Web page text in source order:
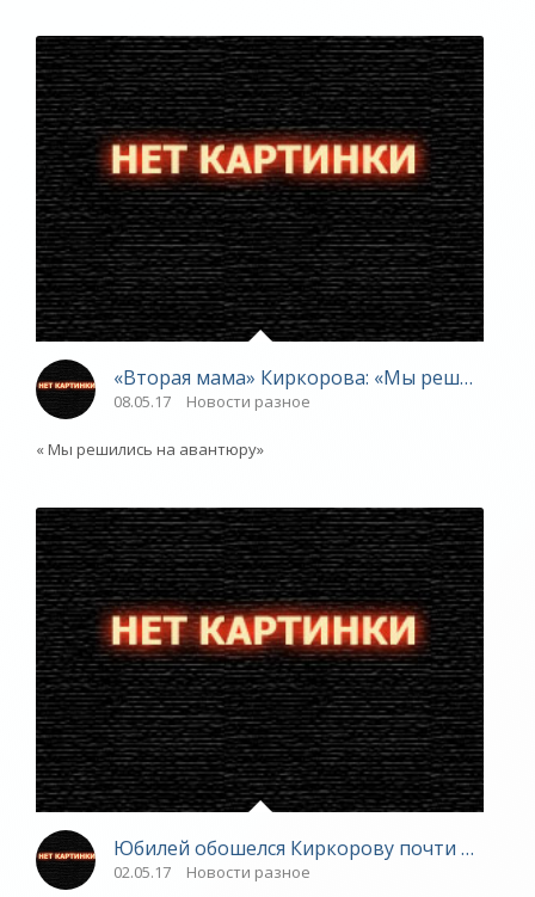
«Вторая мама» Киркорова: «Мы решились
08.05.17 Новости разное
« Мы решились на авантюру»
Юбилей обошелся Киркорову почти в 50
02.05.17 Новости разное